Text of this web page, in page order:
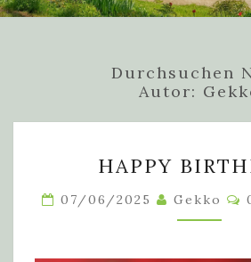
Durchsuchen
Autor:
HAPPY
07/06/2025 Gekko